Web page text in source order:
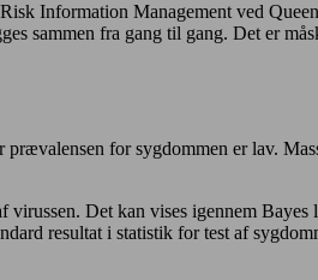
Information Management ved
sammen fra gang til gang. Det er
for sygdommen er lav.
Det kan vises igennem Bayes
resultat i statistik for test af